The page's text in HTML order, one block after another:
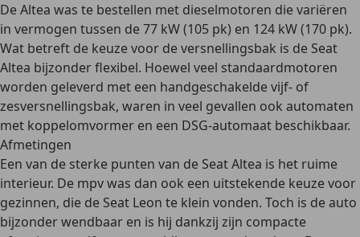
De Altea was te bestellen met dieselmotoren die variëren
in vermogen tussen de 77 kW (105 pk) en 124 kW (170 pk).
Wat betreft de keuze voor de versnellingsbak is de Seat
Altea bijzonder flexibel. Hoewel veel standaardmotoren
worden geleverd met een handgeschakelde vijf- of
zesversnellingsbak, waren in veel gevallen ook automaten
met koppelomvormer en een DSG-automaat beschikbaar.
Afmetingen
Een van de sterke punten van de Seat Altea is het ruime
interieur. De mpv was dan ook een uitstekende keuze voor
gezinnen, die de Seat Leon te klein vonden. Toch is de auto
bijzonder wendbaar en is hij dankzij zijn compacte